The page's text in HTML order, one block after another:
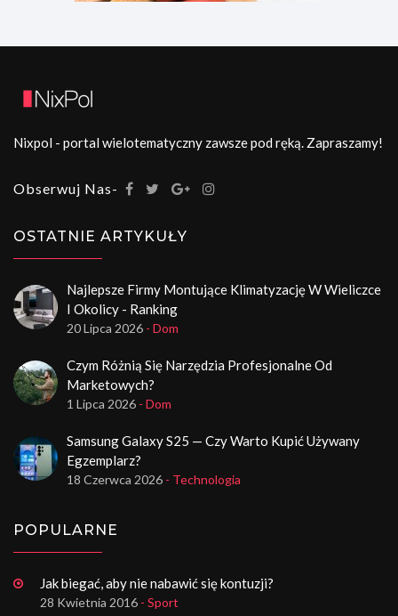
Nixpol - portal wielotematyczny zawsze pod ręką. Zapraszamy!
Obserwuj Nas-
OSTATNIE ARTYKUŁY
Najlepsze Firmy Montujące Klimatyzację W Wieliczce
I Okolicy - Ranking
20 Lipca 2026 - Dom
Czym Różnią Się Narzędzia Profesjonalne Od
Marketowych?
1 Lipca 2026 - Dom
Samsung Galaxy S25 — Czy Warto Kupić Używany
Egzemplarz?
18 Czerwca 2026 - Technologia
POPULARNE
Jak biegać, aby nie nabawić się kontuzji?
28 Kwietnia 2016 - Sport